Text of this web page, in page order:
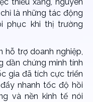
thiếu xăng, nguyên
là những tác động
phục khi thị trường
hỗ trợ doanh nghiệp,
dần chứng minh tính
gia đã tích cực triển
nhanh tốc độ hồi
và nền kinh tế nói